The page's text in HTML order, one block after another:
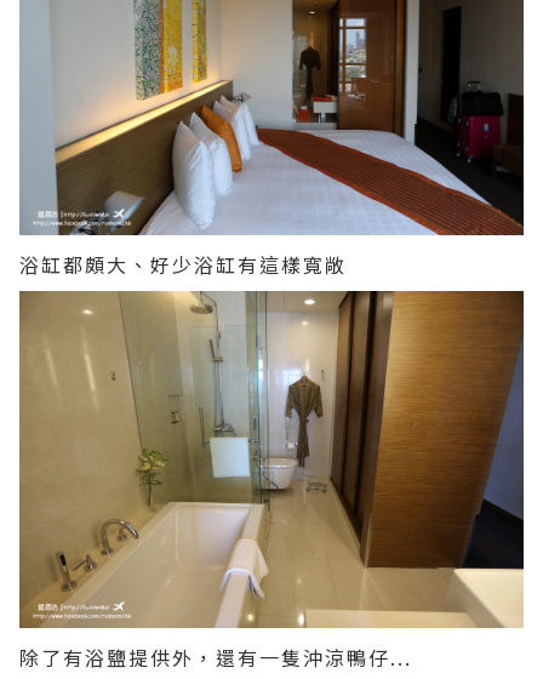
浴缸都頗大、好少浴缸有這樣寬敞
除了有浴鹽提供外，還有一隻沖涼鴨仔...